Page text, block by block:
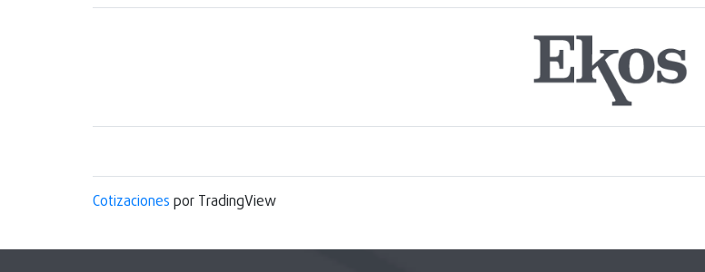
Cotizaciones por TradingView